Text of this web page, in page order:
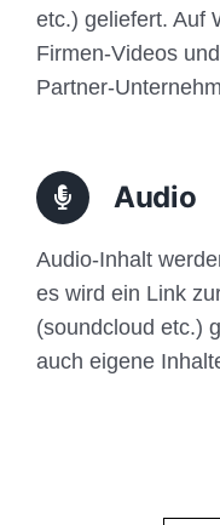
etc.) geliefert. Auf
Firmen-Videos
Partner-
Audio
Audio-Inhalt
es wird ein Link
(soundcloud etc.)
auch eigene